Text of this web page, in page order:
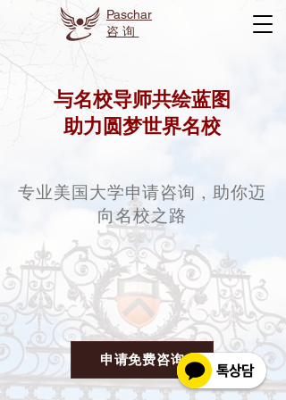
Paschar
咨询
与名校导师共绘蓝图
助力圆梦世界名校
专业美国大学申请咨询，助你迈
向名校之路
申请免费咨询